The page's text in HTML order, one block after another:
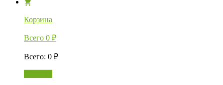
Корзина
Всего 0 ₽
Всего: 0 ₽